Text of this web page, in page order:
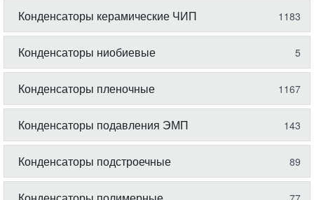
Конденсаторы керамические ЧИП 1183
Конденсаторы ниобиевые 5
Конденсаторы пленочные 1167
Конденсаторы подавления ЭМП 143
Конденсаторы подстроечные 89